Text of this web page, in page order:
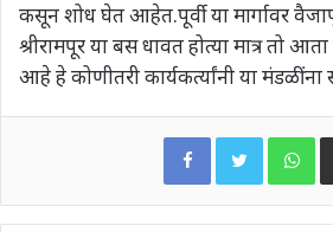
कसून शोध घेत आहेत.पूर्वी या मार्गावर
श्रीरामपूर या बस धावत होत्या मात्र तो आता
आहे हे कोणीतरी कार्यकर्त्यांनी या